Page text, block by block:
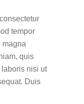
tempor
magna
quis
nisi ut
Duis